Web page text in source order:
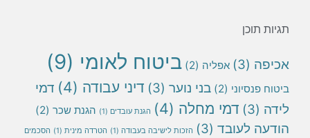
תגיות תוכן
אכיפה (3) אפליה (2) ביטוח לאומי (9)
ביטוח פנסיוני (2) בני נוער (3) דיני עבודה (4)
דמי
לידה (3) דמי מחלה (4) הגנת עובדים (1) הגנת שכר (2)
הודעה לעובד (3) הזכות לישיבה בעבודה (1) הטרדה מינית (1) הסכמים